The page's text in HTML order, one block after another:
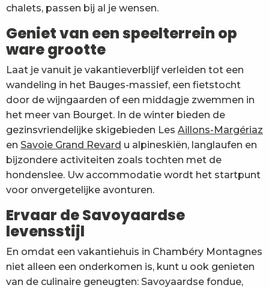
chalets, passen bij al je wensen.
Geniet van een speelterrein op
ware grootte
Laat je vanuit je vakantieverblijf verleiden tot een
wandeling in het Bauges-massief, een fietstocht
door de wijngaarden of een middagje zwemmen in
het meer van Bourget. In de winter bieden de
gezinsvriendelijke skigebieden Les Aillons-Margériaz
en Savoie Grand Revard u alpineskiën, langlaufen en
bijzondere activiteiten zoals tochten met de
hondenslee. Uw accommodatie wordt het startpunt
voor onvergetelijke avonturen.
Ervaar de Savoyaardse
levensstijl
En omdat een vakantiehuis in Chambéry Montagnes
niet alleen een onderkomen is, kunt u ook genieten
van de culinaire geneugten: Savoyaardse fondue,